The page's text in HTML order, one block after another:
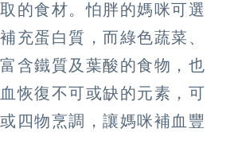
的食材。怕胖的媽咪可選
充蛋白質，而綠色蔬菜、
含鐵質及葉酸的食物，也
恢復不可或缺的元素，可
四物烹調，讓媽咪補血豐